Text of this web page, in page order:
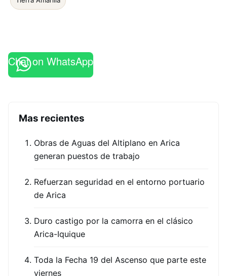
Chat on WhatsApp
Mas recientes
Obras de Aguas del Altiplano en Arica
generan puestos de trabajo
Refuerzan seguridad en el entorno portuario
de Arica
Duro castigo por la camorra en el clásico
Arica-Iquique
Toda la Fecha 19 del Ascenso que parte este
viernes